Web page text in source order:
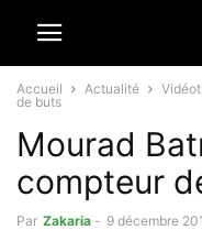
Accueil Actualité
de buts
Mourad
compteur
Par Zakaria - 9 décembre